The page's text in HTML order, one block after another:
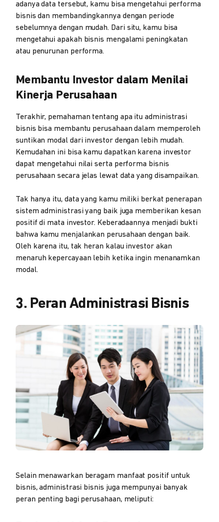
adanya data tersebut, kamu bisa mengetahui performa
bisnis dan membandingkannya dengan periode
sebelumnya dengan mudah. Dari situ, kamu bisa
mengetahui apakah bisnis mengalami peningkatan
atau penurunan performa.
Membantu Investor dalam Menilai
Kinerja Perusahaan
Terakhir, pemahaman tentang apa itu administrasi
bisnis bisa membantu perusahaan dalam memperoleh
suntikan modal dari investor dengan lebih mudah.
Kemudahan ini bisa kamu dapatkan karena investor
dapat mengetahui nilai serta performa bisnis
perusahaan secara jelas lewat data yang disampaikan.
Tak hanya itu, data yang kamu miliki berkat penerapan
sistem administrasi yang baik juga memberikan kesan
positif di mata investor. Keberadaannya menjadi bukti
bahwa kamu menjalankan perusahaan dengan baik.
Oleh karena itu, tak heran kalau investor akan
menaruh kepercayaan lebih ketika ingin menanamkan
modal.
3. Peran Administrasi Bisnis
Selain menawarkan beragam manfaat positif untuk
bisnis, administrasi bisnis juga mempunyai banyak
peran penting bagi perusahaan, meliputi: